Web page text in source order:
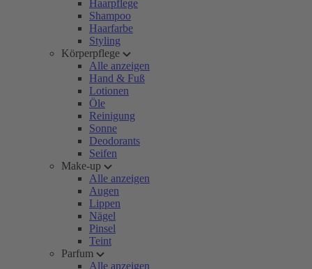
Haarpflege
Shampoo
Haarfarbe
Styling
Körperpflege
Alle anzeigen
Hand & Fuß
Lotionen
Öle
Reinigung
Sonne
Deodorants
Seifen
Make-up
Alle anzeigen
Augen
Lippen
Nägel
Pinsel
Teint
Parfum
Alle anzeigen